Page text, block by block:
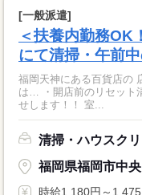
[一般派遣]
＜扶養内勤務OK
にて清掃・午前
福岡天神にある百貨店の 店内
は… ・開店前のリセット
せします！！ 室...
清掃・ハウスク
福岡県福岡市中
時給1,180円～1,475